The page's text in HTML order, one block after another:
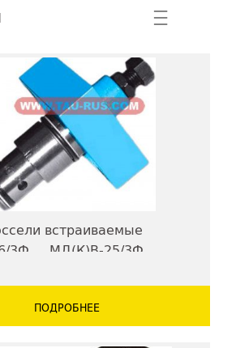
☰
встраиваемые
3Ф..., МД(К)В-25/3Ф...,
ПОДРОБНЕЕ